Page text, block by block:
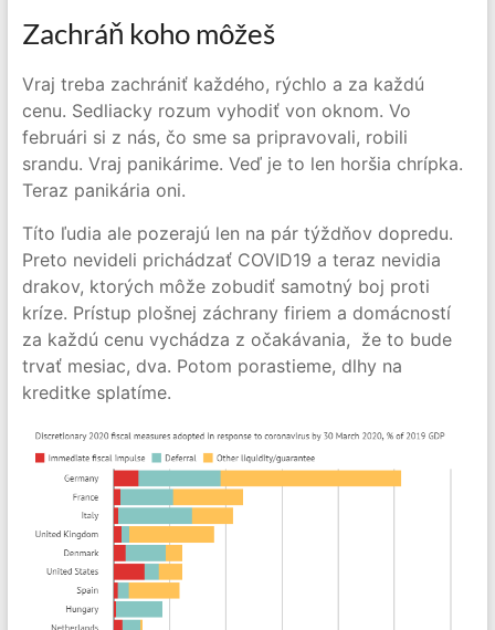
Zachráň koho môžeš
Vraj treba zachrániť každého, rýchlo a za každú
cenu. Sedliacky rozum vyhodiť von oknom. Vo
februári si z nás, čo sme sa pripravovali, robili
srandu. Vraj panikárime. Veď je to len horšia chrípka.
Teraz panikária oni.
Títo ľudia ale pozerajú len na pár týždňov dopredu.
Preto nevideli prichádzať COVID19 a teraz nevidia
drakov, ktorých môže zobudiť samotný boj proti
kríze. Prístup plošnej záchrany firiem a domácností
za každú cenu vychádza z očakávania, že to bude
trvať mesiac, dva. Potom porastieme, dlhy na
kreditke splatíme.